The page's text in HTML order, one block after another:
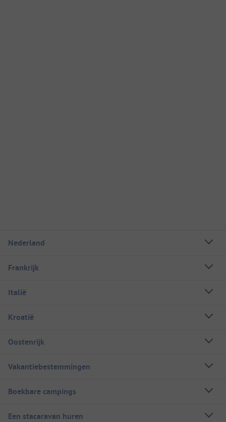
Nederland
Frankrijk
Italië
Kroatië
Oostenrijk
Vakantiebestemmingen
Boekbare campings
Een stacaravan huren